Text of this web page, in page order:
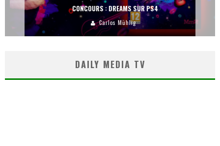
CONCOURS : DREAMS SUR PS4
Carlos Mühlig
DAILY MEDIA TV